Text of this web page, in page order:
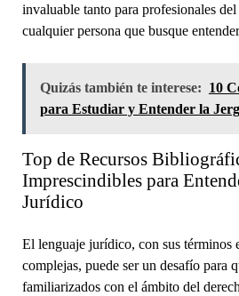
invaluable tanto para profesionales
cualquier persona que busque
Quizás también te interese: 10
para Estudiar y Entender la
Top de Recursos
Imprescindibles para
Jurídico
El lenguaje jurídico, con sus términos
complejas, puede ser un desafío para
familiarizados con el ámbito del